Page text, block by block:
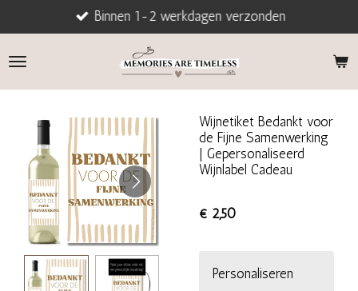
direct
naar
Binnen 1-2 werkdagen verzonden
Wijnetiket Bedankt voor
de Fijne Samenwerking
| Gepersonaliseerd
Wijnlabel Cadeau
€ 2,50
Personaliseren